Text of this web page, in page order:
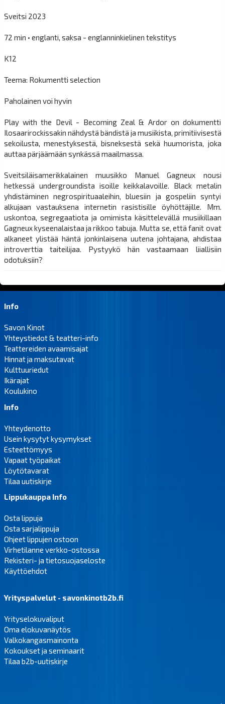
Sveitsi 2023
72 min • englanti, saksa - englanninkielinen tekstitys
K12
Teema: Rokumentti selection
Paholainen voi hyvin
Play with the Devil - Becoming Zeal & Ardor on dokumentti
Ilosaarirockissakin nähdystä bändistä ja musiikista, primitiivisestä
sekoilusta, menestyksestä, bisneksestä sekä huumorista, joka
auttaa pärjäämään synkässä maailmassa.
Sveitsiläisamerikkalainen muusikko Manuel Gagneux nousi
hetkessä undergroundista isoille keikkalavoille. Black metalin
yhdistäminen negrospirituaaleihin, bluesiin ja gospeliin syntyi
alkujaan vastauksena internetin rasistisille öyhöttäjille. Mm.
uskontoa, segregaatiota ja omimista käsittelevällä musiikillaan
Gagneux kyseenalaistaa ja rikkoo tabuja. Mutta se, että fanit ovat
alkaneet ylistää häntä jonkinlaisena uutena johtajana, ahdistaa
introverttia taiteilijaa. Pystyykö hän vastaamaan liiallisiin
odotuksiin?
Info
Savon Kinot
Yhteystiedot & teatteri-info
Teattereiden avaamisajat
Hinnat ja maksutavat
Kulttuuriedut
Ikärajat
Koulukino
Info
Yhteydenotto
Usein kysytyt kysymykset
Esteettömyys
Vapaat työpaikat
Löytötavarat
Tilaa uutiskirje
Lippukauppa Info
Osta lippuja
Osta sarjalippuja
Ohjeet lippujen ostoon
Virhetilanne verkko-ostossa
Rekisteri- ja tietosuojaseloste
Käyttöehdot
Yrityspalvelut - savonkinotb2b.fi
Yrityselokuvaliput
Oma elokuvanäytös
Valkokangasmainonta
Kokoukset ja seminaarit
Tilaa b2b-uutiskirje